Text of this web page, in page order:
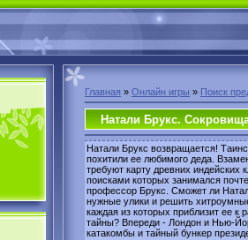
Главная » Онлайн игры » Поиск
Натали Брукс.
Натали Брукс возвращается!
похитили ее любимого деда.
требуют карту древних индейских
поисками которых занимался
профессор Брукс. Сможет ли
нужные улики и решить
каждая из которых приблизит ее к
тайны? Впереди - Лондон и Нью-
катакомбы и тайный бункер